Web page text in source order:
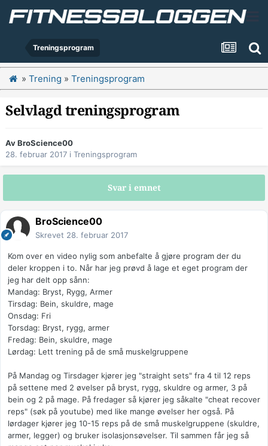
Treningsprogram
» Trening » Treningsprogram
Selvlagd treningsprogram
AvBroScience00
28. februar 2017 i Treningsprogram
Svar i emnet
BroScience00
Skrevet 28. februar 2017
Kom over en video nylig som anbefalte å gjøre program der du
deler kroppen i to. Når har jeg prøvd å lage et eget program der
jeg har delt opp sånn:
Mandag: Bryst, Rygg, Armer
Tirsdag: Bein, skuldre, mage
Onsdag: Fri
Torsdag: Bryst, rygg, armer
Fredag: Bein, skuldre, mage
Lørdag: Lett trening på de små muskelgruppene
På Mandag og Tirsdager kjører jeg "straight sets" fra 4 til 12 reps
på settene med 2 øvelser på bryst, rygg, skuldre og armer, 3 på
bein og 2 på mage. På fredager så kjører jeg såkalte "cheat recover
reps" (søk på youtube) med like mange øvelser her også. På
lørdager kjører jeg 10-15 reps på de små muskelgruppene (skuldre,
armer, legger) og bruker isolasjonsøvelser. Til sammen får jeg så